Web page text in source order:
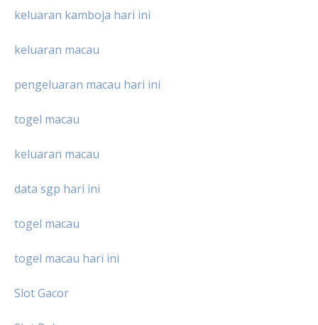
keluaran kamboja hari ini
keluaran macau
pengeluaran macau hari ini
togel macau
keluaran macau
data sgp hari ini
togel macau
togel macau hari ini
Slot Gacor